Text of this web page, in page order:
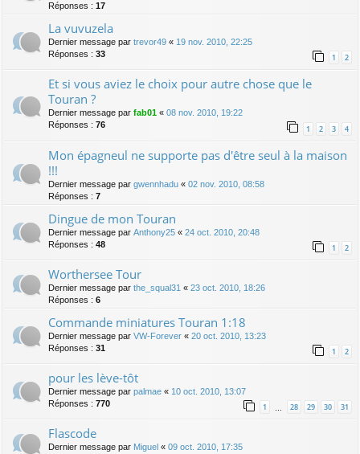
Réponses : 17
La vuvuzela
Dernier message par trevor49 « 19 nov. 2010, 22:25
Réponses : 33 1 2
Et si vous aviez le choix pour autre chose que le
Touran ?
Dernier message par fab01 « 08 nov. 2010, 19:22
Réponses : 76 1 2 3 4
Mon épagneul ne supporte pas d'être seul à la maison
!!!
Dernier message par gwennhadu « 02 nov. 2010, 08:58
Réponses : 7
Dingue de mon Touran
Dernier message par Anthony25 « 24 oct. 2010, 20:48
Réponses : 48 1 2
Worthersee Tour
Dernier message par the_squal31 « 23 oct. 2010, 18:26
Réponses : 6
Commande miniatures Touran 1:18
Dernier message par VW-Forever « 20 oct. 2010, 13:23
Réponses : 31 1 2
pour les lève-tôt
Dernier message par palmae « 10 oct. 2010, 13:07
Réponses : 770 1 28 29 30 31
Flascode
Dernier message par Miguel « 09 oct. 2010, 17:35